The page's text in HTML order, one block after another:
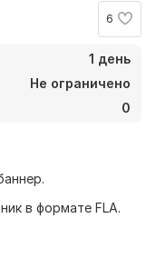
6
1 день
Не ограничено
0
в формате FLA.